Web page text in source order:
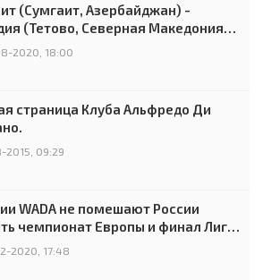
(Сумгаит, Азербайджан) -
(Тетово, Северная Македония) -
2020, 18:00
страница Клуба Альфредо Ди
2015, 09:29
WADA не помешают России
чемпионат Европы и финал Лиги
2020, 17:48